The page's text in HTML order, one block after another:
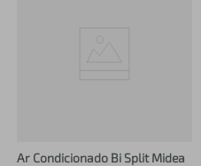
Ar Condicionado Bi Split Midea